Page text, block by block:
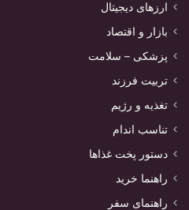
ارزهای دیجیتال
بازار و اقتصاد
پزشکی – سلامت
تربیت فرزند
تغذیه و رژیم
تناسب اندام
دستور پخت غذاها
راهنما خرید
راهنمای سفر